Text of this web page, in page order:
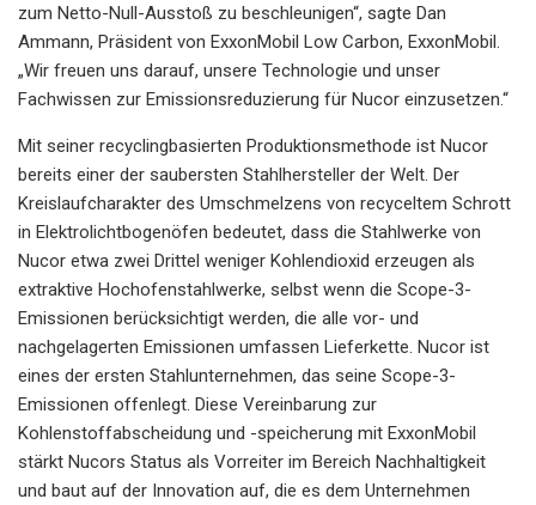
zum Netto-Null-Ausstoß zu beschleunigen“, sagte Dan
Ammann, Präsident von ExxonMobil Low Carbon, ExxonMobil.
„Wir freuen uns darauf, unsere Technologie und unser
Fachwissen zur Emissionsreduzierung für Nucor einzusetzen.“
Mit seiner recyclingbasierten Produktionsmethode ist Nucor
bereits einer der saubersten Stahlhersteller der Welt. Der
Kreislaufcharakter des Umschmelzens von recyceltem Schrott
in Elektrolichtbogenöfen bedeutet, dass die Stahlwerke von
Nucor etwa zwei Drittel weniger Kohlendioxid erzeugen als
extraktive Hochofenstahlwerke, selbst wenn die Scope-3-
Emissionen berücksichtigt werden, die alle vor- und
nachgelagerten Emissionen umfassen Lieferkette. Nucor ist
eines der ersten Stahlunternehmen, das seine Scope-3-
Emissionen offenlegt. Diese Vereinbarung zur
Kohlenstoffabscheidung und -speicherung mit ExxonMobil
stärkt Nucors Status als Vorreiter im Bereich Nachhaltigkeit
und baut auf der Innovation auf, die es dem Unternehmen